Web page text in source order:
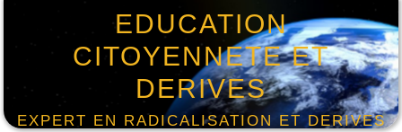
EDUCATION
CITOYENNETE ET
DERIVES
EXPERT EN RADICALISATION ET DERIVES